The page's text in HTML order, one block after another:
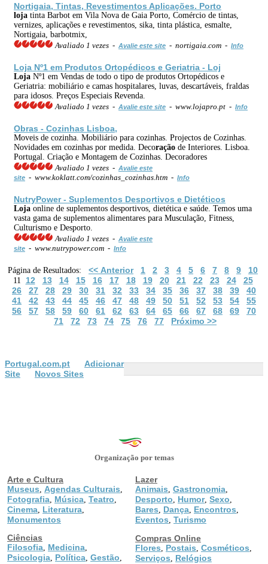
Nortigaia, Tintas, Revestimentos Aplicações. Porto
loja tinta Barbot em Vila Nova de Gaia Porto, Comércio de tintas,
vernizes, aplicações e revestimentos, sika, tinta plástica, esmalte,
Nortigaia, barbotmix,
Avaliado 1 vezes - Avalie este site - nortigaia.com - Info
Loja Nº1 em Produtos Ortopédicos e Geriatria - Loj
Loja Nº1 em Vendas de todo o tipo de produtos Ortopédicos e
Geriatria: mobiliário e camas hospitalares, luvas, descartáveis, fraldas
para idosos. Preços Especiais Revenda.
Avaliado 1 vezes - Avalie este site - www.lojapro.pt - Info
Obras - Cozinhas Lisboa,
Moveis de cozinha. Mobiliário para cozinhas. Projectos de Cozinhas.
Novidades em cozinhas por medida. Decoração de Interiores. Lisboa.
Portugal. Criação e Montagem de Cozinhas. Decoradores
Avaliado 1 vezes - Avalie este
site - www.koklatt.com/cozinhas_cozinhas.htm - Info
NutryPower - Suplementos Desportivos e Dietéticos
Loja online de suplementos desportivos, dietética e saúde. Temos uma
vasta gama de suplementos alimentares para Musculação, Fitness,
Culturismo e Desporto.
Avaliado 1 vezes - Avalie este
site - www.nutrypower.com - Info
Página de Resultados: << Anterior 1 2 3 4 5 6 7 8 9 10
11 12 13 14 15 16 17 18 19 20 21 22 23 24
25
26
27 28 29 30 31 32 33 34 35 36 37 38 39
40
41
42 43 44 45 46 47 48 49 50 51 52 53 54
55
56
57 58 59 60 61 62 63 64 65 66 67 68 69
70
71
72 73 74 75 76 77 Próximo >>
Portugal.com.pt
Adicionar
Site
Novos Sites
Organização por temas
Arte e Cultura
Museus
Agendas Culturais
Fotografia Música Teatro
Cinema Literatura
Monumentos
Ciências
Filosofia Medicina
Psicologia Política Gestão
Lazer
Animais Gastronomia
Desporto Humor, Sexo
Bares Dança Encontros
Eventos Turismo
Compras Online
Flores
Postais Cosméticos
Serviços Relógios